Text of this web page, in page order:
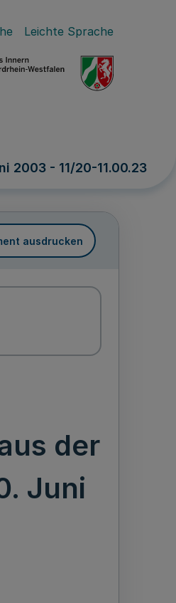
Leichte Sprache
2003 - 11/20-11.00.23
ausdrucken
der
Juni